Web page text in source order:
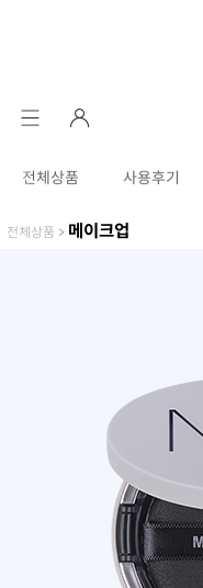
전체상품 사용후기
전체상품 > 메이크업